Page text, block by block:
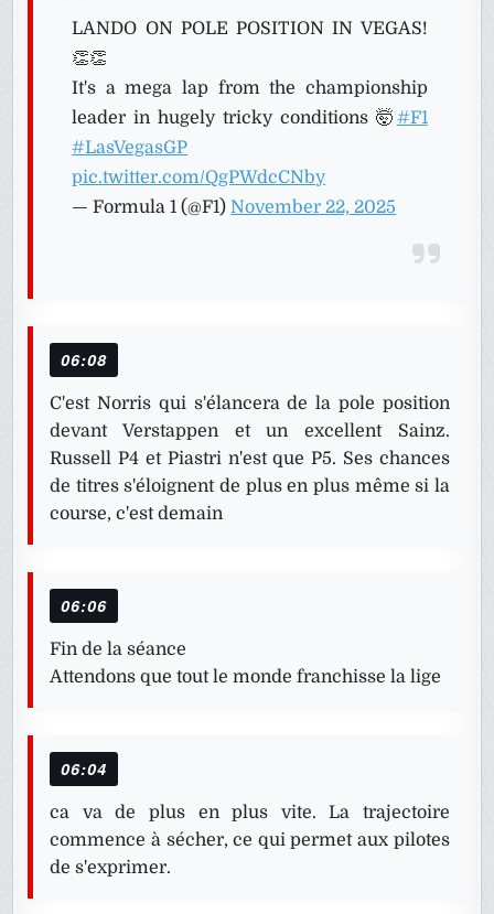
LANDO ON POLE POSITION IN VEGAS!
👏👏
It's a mega lap from the championship
leader in hugely tricky conditions 🤯 #F1
#LasVegasGP
pic.twitter.com/QgPWdcCNby
— Formula 1 (@F1)November 22, 2025
06:08
C'est Norris qui s'élancera de la pole position
devant Verstappen et un excellent Sainz.
Russell P4 et Piastri n'est que P5. Ses chances
de titres s'éloignent de plus en plus même si la
course, c'est demain
06:06
Fin de la séance
Attendons que tout le monde franchisse la lige
06:04
ca va de plus en plus vite. La trajectoire
commence à sécher, ce qui permet aux pilotes
de s'exprimer.